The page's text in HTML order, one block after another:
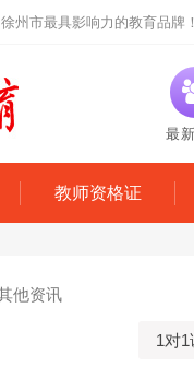
州市最具影响力的教育品牌！
最
教师资格证
他资讯
1对1